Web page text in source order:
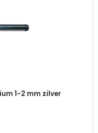
1-2 mm zilver